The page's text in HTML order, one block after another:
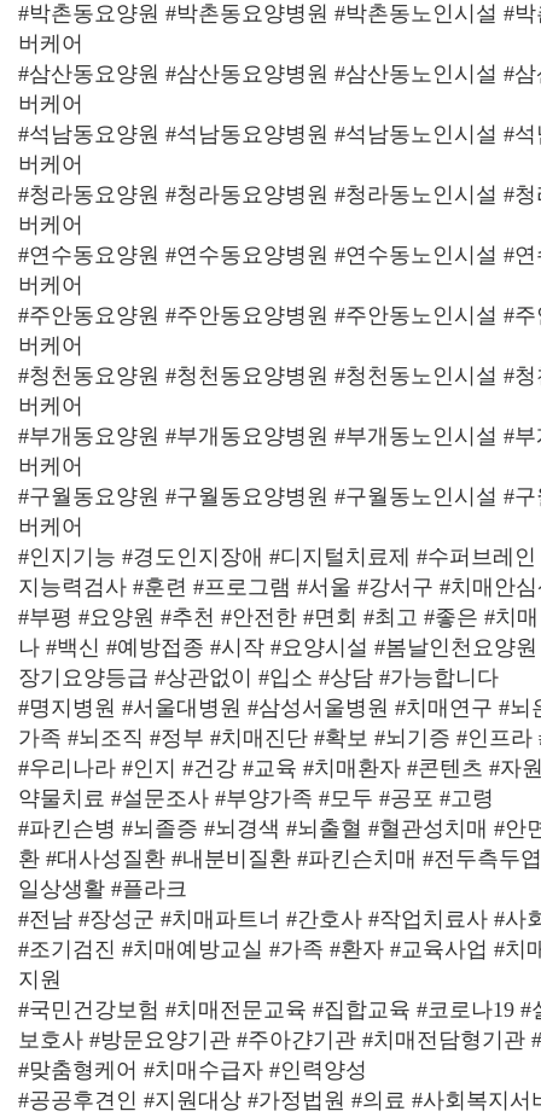
#박촌동요양원 #박촌동요양병원 #박촌동노인시설 #
버케어
#삼산동요양원 #삼산동요양병원 #삼산동노인시설 #
버케어
#석남동요양원 #석남동요양병원 #석남동노인시설 #
버케어
#청라동요양원 #청라동요양병원 #청라동노인시설 #
버케어
#연수동요양원 #연수동요양병원 #연수동노인시설 #
버케어
#주안동요양원 #주안동요양병원 #주안동노인시설 #
버케어
#청천동요양원 #청천동요양병원 #청천동노인시설 #
버케어
#부개동요양원 #부개동요양병원 #부개동노인시설 #
버케어
#구월동요양원 #구월동요양병원 #구월동노인시설 #
버케어
#인지기능 #경도인지장애 #디지털치료제 #수퍼브레
지능력검사 #훈련 #프로그램 #서울 #강서구 #치매안
#부평 #요양원 #추천 #안전한 #면회 #최고 #좋은 #치
나 #백신 #예방접종 #시작 #요양시설 #봄날인천요양
장기요양등급 #상관없이 #입소 #상담 #가능합니다
#명지병원 #서울대병원 #삼성서울병원 #치매연구 #
가족 #뇌조직 #정부 #치매진단 #확보 #뇌기증 #인프라
#우리나라 #인지 #건강 #교육 #치매환자 #콘텐츠 #자
약물치료 #설문조사 #부양가족 #모두 #공포 #고령
#파킨슨병 #뇌졸증 #뇌경색 #뇌출혈 #혈관성치매 #안
환 #대사성질환 #내분비질환 #파킨슨치매 #전두측두
일상생활 #플라크
#전남 #장성군 #치매파트너 #간호사 #작업치료사 #사
#조기검진 #치매예방교실 #가족 #환자 #교육사업 #치
지원
#국민건강보험 #치매전문교육 #집합교육 #코로나19
보호사 #방문요양기관 #주아갼기관 #치매전담형기관
#맞춤형케어 #치매수급자 #인력양성
#공공후견인 #지원대상 #가정법원 #의료 #사회복지